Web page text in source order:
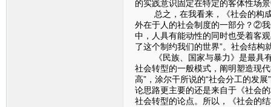
的实践意识固定在特定的客体性场
总之，在我看来，《社会的构成
外在于人的社会制度的一部分？②
中，人具有能动性的同时也受着客
了这个制约我们的世界”。社会结构
《民族、国家与暴力》是最具有
社会转型的一般模式，阐明塑造现
高”，涂尔干所说的“社会分工的发
论思路更主要的还是来自于《社会
社会转型的论点。所以，《社会的